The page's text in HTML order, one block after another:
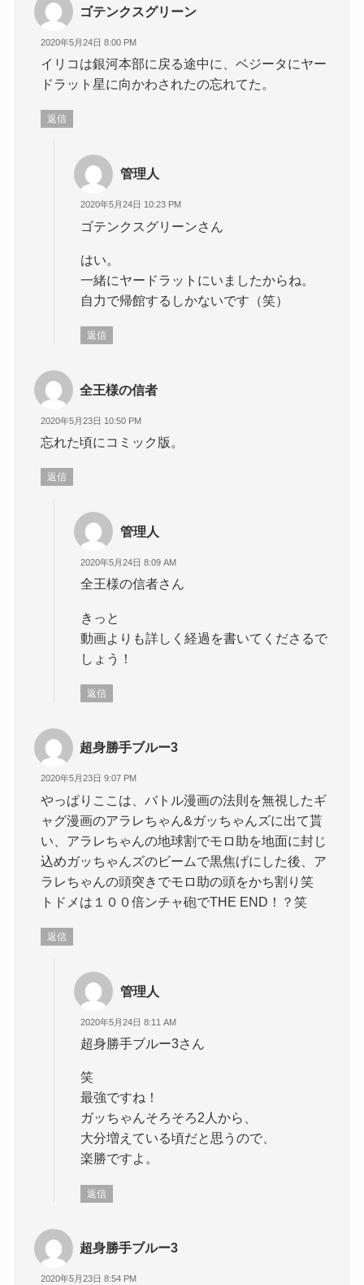
ゴテンクスグリーン
2020年5月24日 8:00 PM
イリコは銀河本部に戻る途中に、ベジータにヤー
ドラット星に向かわされたの忘れてた。
返信
管理人
2020年5月24日 10:23 PM
ゴテンクスグリーンさん
はい。
一緒にヤードラットにいましたからね。
自力で帰館するしかないです（笑）
返信
全王様の信者
2020年5月23日 10:50 PM
忘れた頃にコミック版。
返信
管理人
2020年5月24日 8:09 AM
全王様の信者さん
きっと
動画よりも詳しく経過を書いてくださるで
しょう！
返信
超身勝手ブルー3
2020年5月23日 9:07 PM
やっぱりここは、バトル漫画の法則を無視したギ
ャグ漫画のアラレちゃん&ガッちゃんズに出て貰
い、アラレちゃんの地球割でモロ助を地面に封じ
込めガッちゃんズのビームで黒焦げにした後、ア
ラレちゃんの頭突きでモロ助の頭をかち割り笑
トドメは１００倍ンチャ砲でTHE END！？笑
返信
管理人
2020年5月24日 8:11 AM
超身勝手ブルー3さん
笑
最強ですね！
ガッちゃんそろそろ2人から、
大分増えている頃だと思うので、
楽勝ですよ。
返信
超身勝手ブルー3
2020年5月23日 8:54 PM